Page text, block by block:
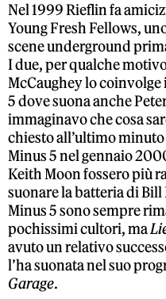
Nel 1999 Rieflin fa
Young Fresh Fellows,
scene underground
I due, per qualche
McCaughey lo
5 dove suona anche
immaginavo che cosa
chiesto all’ultimo
Minus 5 nel gennaio
Keith Moon fossero più
suonare la batteria di
Minus 5 sono sempre
pochissimi cultori, ma
avuto un relativo
l’ha suonata nel suo
Garage.